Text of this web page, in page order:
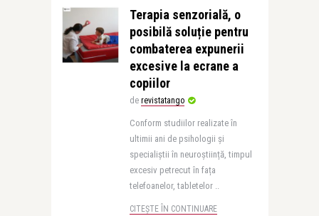
Terapia senzorială, o
posibilă soluție pentru
combaterea expunerii
excesive la ecrane a
copiilor
de revistatango
Conform studiilor realizate în
ultimii ani de psihologii și
specialiștii în neuroștiință, timpul
excesiv petrecut în fața
telefoanelor, tabletelor ..
CITEȘTE ÎN CONTINUARE